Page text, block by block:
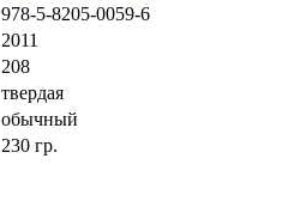
978-5-8205-0059-6
2011
208
твердая
обычный
230 гр.